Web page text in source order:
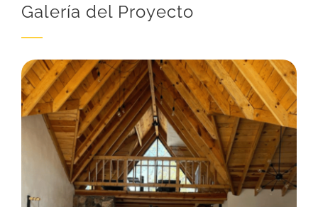
Galería del Proyecto